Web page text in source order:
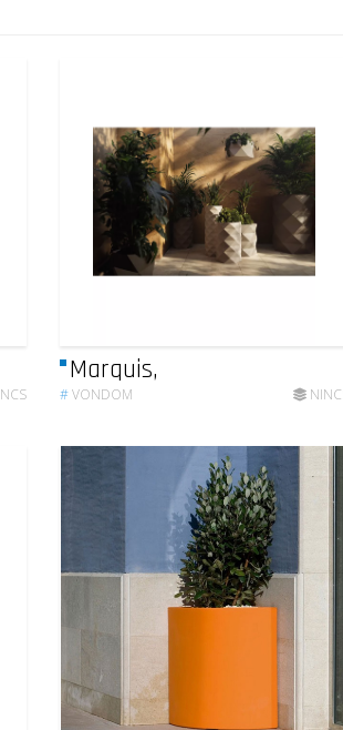
Marquis,
#VONDOM